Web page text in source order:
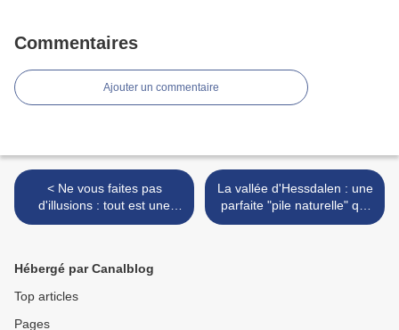
Commentaires
Ajouter un commentaire
< Ne vous faites pas
d'illusions : tout est une
question d'angles
La vallée d'Hessdalen : une
parfaite "pile naturelle" qui
génère des plasmas >
Hébergé par Canalblog
Top articles
Pages